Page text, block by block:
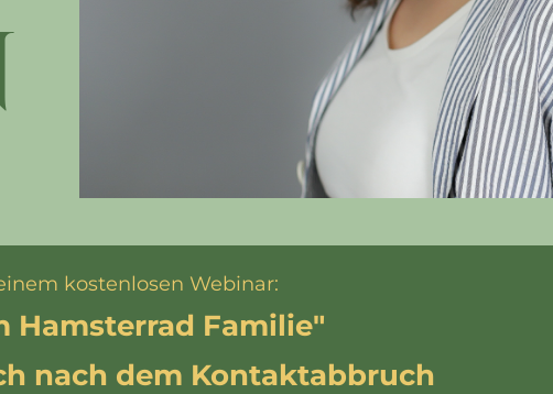
kostenlosen Webinar:
Hamsterrad Familie"
nach dem Kontaktabbruch